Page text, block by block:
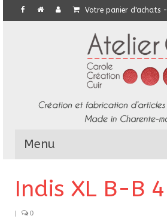
Votre panier d'achats -
Menu
L’Atelier
Indis XL B-B 4
| 0